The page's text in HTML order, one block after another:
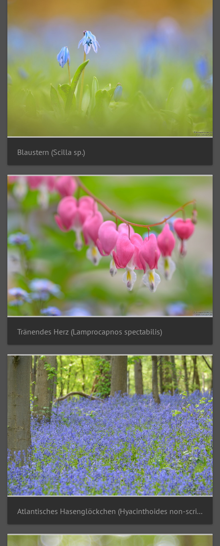
Blaustern (Scilla sp.)
Tränendes Herz (Lamprocapnos spectabilis)
Atlantisches Hasenglöckchen (Hyacinthoides non-scripta)